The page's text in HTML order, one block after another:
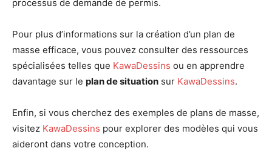
processus de demande de permis.
Pour plus d’informations sur la création d’un plan de
masse efficace, vous pouvez consulter des ressources
spécialisées telles que KawaDessins ou en apprendre
davantage sur le plan de situation sur KawaDessins.
Enfin, si vous cherchez des exemples de plans de masse,
visitez KawaDessins pour explorer des modèles qui vous
aideront dans votre conception.